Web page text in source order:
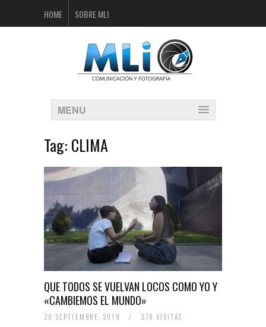
HOME SOBRE MLI
MENU
Tag: CLIMA
QUE TODOS SE VUELVAN LOCOS COMO YO Y
«CAMBIEMOS EL MUNDO»
30 SEPTIEMBRE, 2019 / 379 VISITAS